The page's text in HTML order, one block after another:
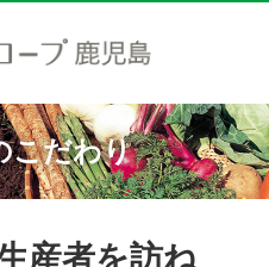
こだわり
産者を訪ね